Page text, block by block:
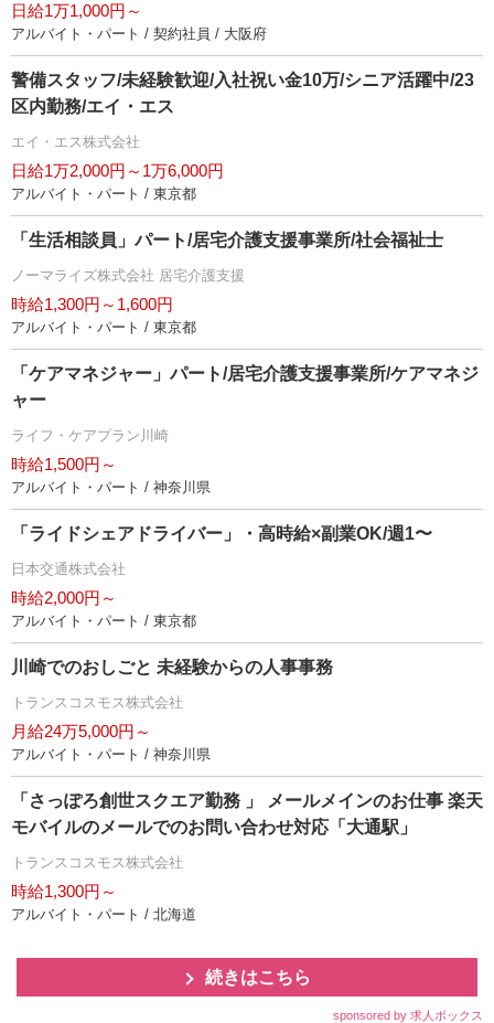
日給1万1,000円～
アルバイト・パート / 契約社員 / 大阪府
警備スタッフ/未経験歓迎/入社祝い金10万/シニア活躍中/23
区内勤務/エイ・エス
エイ・エス株式会社
日給1万2,000円～1万6,000円
アルバイト・パート / 東京都
「生活相談員」パート/居宅介護支援事業所/社会福祉士
ノーマライズ株式会社 居宅介護支援
時給1,300円～1,600円
アルバイト・パート / 東京都
「ケアマネジャー」パート/居宅介護支援事業所/ケアマネジ
ャー
ライフ・ケアプラン川崎
時給1,500円～
アルバイト・パート / 神奈川県
「ライドシェアドライバー」・高時給×副業OK/週1〜
日本交通株式会社
時給2,000円～
アルバイト・パート / 東京都
川崎でのおしごと 未経験からの人事事務
トランスコスモス株式会社
月給24万5,000円～
アルバイト・パート / 神奈川県
「さっぽろ創世スクエア勤務 」 メールメインのお仕事 楽天
モバイルのメールでのお問い合わせ対応「大通駅」
トランスコスモス株式会社
時給1,300円～
アルバイト・パート / 北海道
続きはこちら
sponsored by 求人ボックス